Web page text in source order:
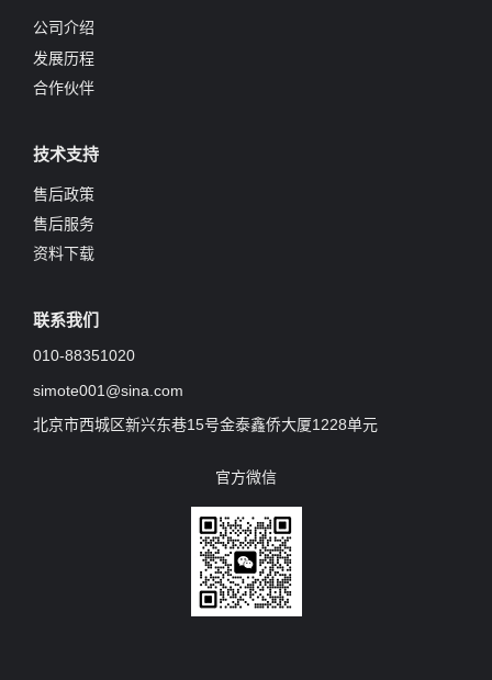
公司介绍
发展历程
合作伙伴
技术支持
售后政策
售后服务
资料下载
联系我们
010-88351020
simote001@sina.com
北京市西城区新兴东巷15号金泰鑫侨大厦1228单元
官方微信